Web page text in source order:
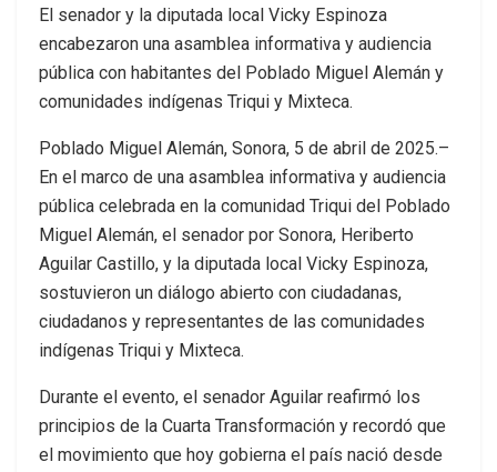
El senador y la diputada local Vicky Espinoza
encabezaron una asamblea informativa y audiencia
pública con habitantes del Poblado Miguel Alemán y
comunidades indígenas Triqui y Mixteca.
Poblado Miguel Alemán, Sonora, 5 de abril de 2025.–
En el marco de una asamblea informativa y audiencia
pública celebrada en la comunidad Triqui del Poblado
Miguel Alemán, el senador por Sonora, Heriberto
Aguilar Castillo, y la diputada local Vicky Espinoza,
sostuvieron un diálogo abierto con ciudadanas,
ciudadanos y representantes de las comunidades
indígenas Triqui y Mixteca.
Durante el evento, el senador Aguilar reafirmó los
principios de la Cuarta Transformación y recordó que
el movimiento que hoy gobierna el país nació desde